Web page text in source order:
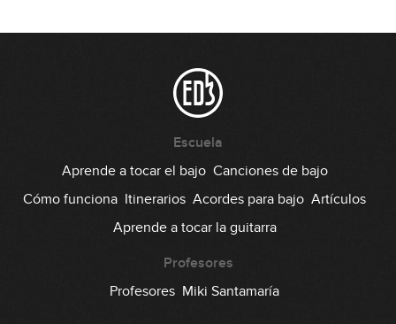
Escuela
Aprende a tocar el bajo Canciones de bajo
Cómo funciona Itinerarios Acordes para bajo Artículos
Aprende a tocar la guitarra
Profesores
Profesores Miki Santamaría